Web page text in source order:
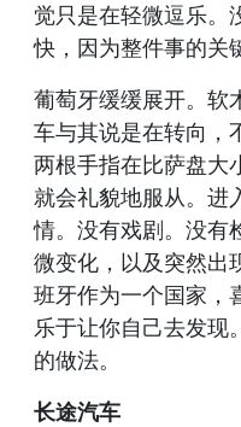
觉只是在轻微逗乐。
快，因为整件事的关
葡萄牙缓缓展开。软
车与其说是在转向，
两根手指在比萨盘大
就会礼貌地服从。进
情。没有戏剧。没有
微变化，以及突然出
班牙作为一个国家，
乐于让你自己去发现
的做法。
长途汽车